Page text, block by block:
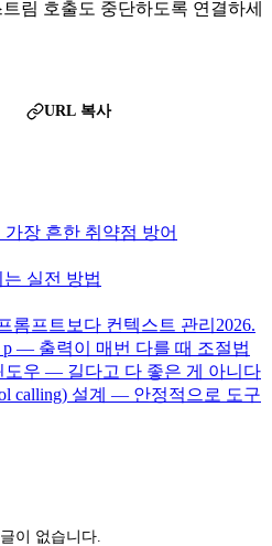
림 호출도 중단하도록 연결하세
URL 복사
장 흔한 취약점 방어
실전 방법
프트보다 컨텍스트 관리 2026.
— 출력이 매번 다를 때 조절법
우 — 길다고 다 좋은 게 아니다
calling) 설계 — 안정적으로 도구
이 없습니다.